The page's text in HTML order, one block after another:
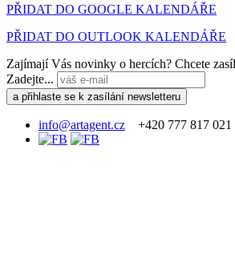
PŘIDAT DO GOOGLE KALENDÁŘE
PŘIDAT DO OUTLOOK KALENDÁŘE
Zajímají Vás novinky o hercích? Chcete
Zadejte...
info@artagent.cz +420 777 817 021